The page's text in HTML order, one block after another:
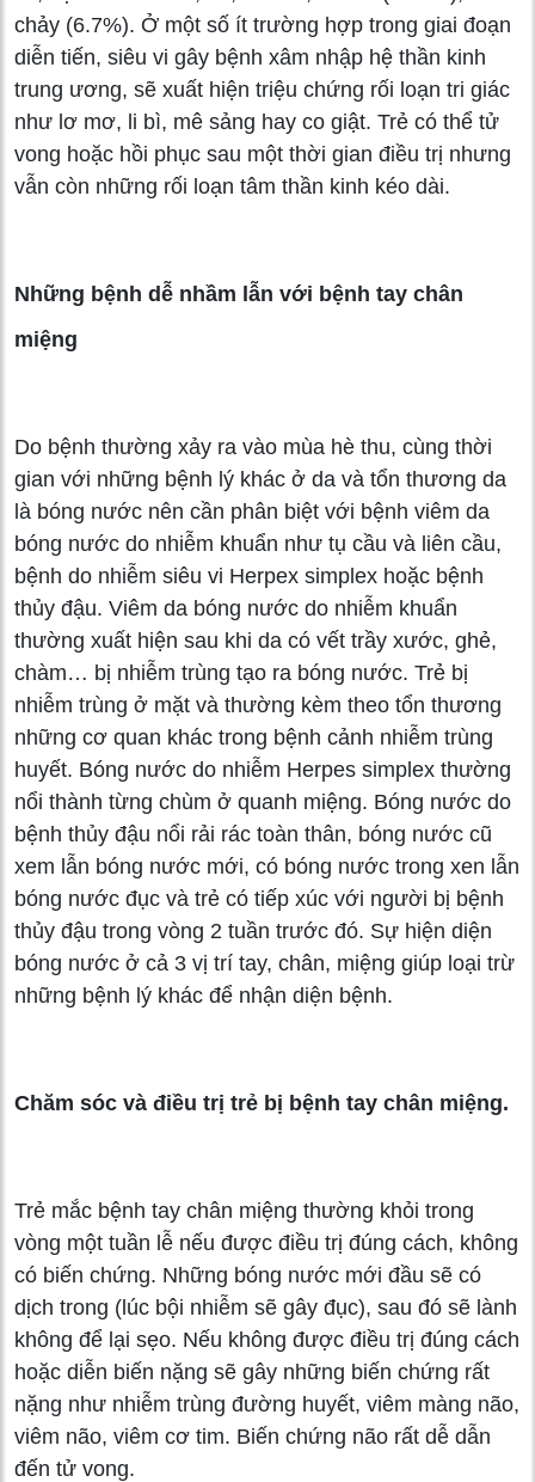
chảy (6.7%). Ở một số ít trường hợp trong giai đoạn
diễn tiến, siêu vi gây bệnh xâm nhập hệ thần kinh
trung ương, sẽ xuất hiện triệu chứng rối loạn tri giác
như lơ mơ, li bì, mê sảng hay co giật. Trẻ có thể tử
vong hoặc hồi phục sau một thời gian điều trị nhưng
vẫn còn những rối loạn tâm thần kinh kéo dài.
Những bệnh dễ nhầm lẫn với bệnh tay chân
miệng
Do bệnh thường xảy ra vào mùa hè thu, cùng thời
gian với những bệnh lý khác ở da và tổn thương da
là bóng nước nên cần phân biệt với bệnh viêm da
bóng nước do nhiễm khuẩn như tụ cầu và liên cầu,
bệnh do nhiễm siêu vi Herpex simplex hoặc bệnh
thủy đậu. Viêm da bóng nước do nhiễm khuẩn
thường xuất hiện sau khi da có vết trầy xước, ghẻ,
chàm… bị nhiễm trùng tạo ra bóng nước. Trẻ bị
nhiễm trùng ở mặt và thường kèm theo tổn thương
những cơ quan khác trong bệnh cảnh nhiễm trùng
huyết. Bóng nước do nhiễm Herpes simplex thường
nổi thành từng chùm ở quanh miệng. Bóng nước do
bệnh thủy đậu nổi rải rác toàn thân, bóng nước cũ
xem lẫn bóng nước mới, có bóng nước trong xen lẫn
bóng nước đục và trẻ có tiếp xúc với người bị bệnh
thủy đậu trong vòng 2 tuần trước đó. Sự hiện diện
bóng nước ở cả 3 vị trí tay, chân, miệng giúp loại trừ
những bệnh lý khác để nhận diện bệnh.
Chăm sóc và điều trị trẻ bị bệnh tay chân miệng.
Trẻ mắc bệnh tay chân miệng thường khỏi trong
vòng một tuần lễ nếu được điều trị đúng cách, không
có biến chứng. Những bóng nước mới đầu sẽ có
dịch trong (lúc bội nhiễm sẽ gây đục), sau đó sẽ lành
không để lại sẹo. Nếu không được điều trị đúng cách
hoặc diễn biến nặng sẽ gây những biến chứng rất
nặng như nhiễm trùng đường huyết, viêm màng não,
viêm não, viêm cơ tim. Biến chứng não rất dễ dẫn
đến tử vong.